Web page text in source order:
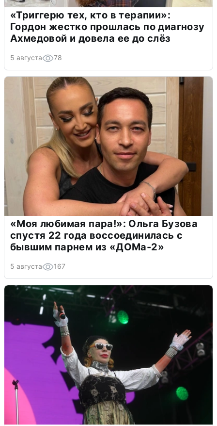
«Триггерю тех, кто в терапии»:
Гордон жестко прошлась по диагнозу
Ахмедовой и довела ее до слёз
5 августа 78
«Моя любимая пара!»: Ольга Бузова
спустя 22 года воссоединилась с
бывшим парнем из «ДОМа-2»
5 августа 167